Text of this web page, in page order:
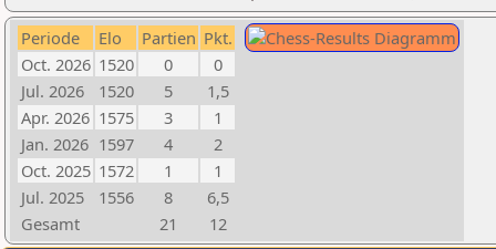
Periode Elo Partien Pkt.
Oct. 2026 1520 0
0
Jul. 2026
1520 5
1,5
Apr. 2026 1575 3
1
Jan. 2026 1597 4
2
Oct. 2025 1572 1
1
Jul. 2025
1556 8
6,5
Gesamt
21 12